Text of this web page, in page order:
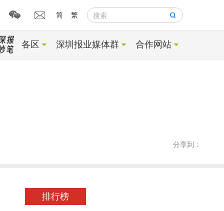
简 繁 搜索
各区 深圳报业媒体群 合作网站
分享到：
排行榜